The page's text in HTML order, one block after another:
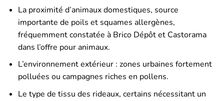
La proximité d’animaux domestiques, source
importante de poils et squames allergènes,
fréquemment constatée à Brico Dépôt et Castorama
dans l’offre pour animaux.
L’environnement extérieur : zones urbaines fortement
polluées ou campagnes riches en pollens.
Le type de tissu des rideaux, certains nécessitant un